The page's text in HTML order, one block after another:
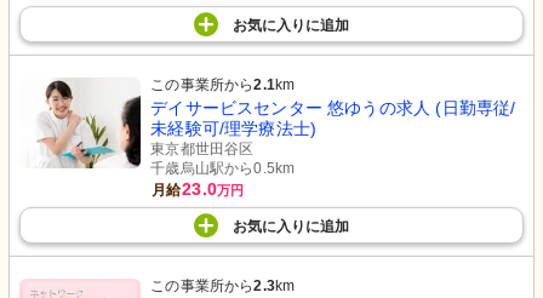
お気に入り に追加
この事業所から2.1km
デイサービスセンター 悠ゆうの求人 (日勤専従/
未経験可/理学療法士)
東京都世田谷区
千歳烏山駅から0.5km
月給23.0万円
お気に入り に追加
この事業所から2.3km